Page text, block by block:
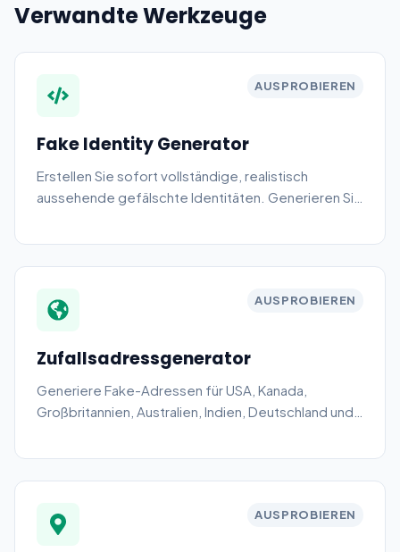
Verwandte Werkzeuge
AUSPROBIEREN
Fake Identity Generator
Erstellen Sie sofort vollständige, realistisch
aussehende gefälschte Identitäten. Generieren Sie
Adresse, Telefonnummer und mehr.
AUSPROBIEREN
Zufallsadressgenerator
Generiere Fake-Adressen für USA, Kanada,
Großbritannien, Australien, Indien, Deutschland und
AUSPROBIEREN